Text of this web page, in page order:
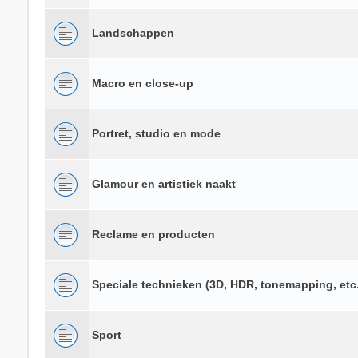
Landschappen
Macro en close-up
Portret, studio en mode
Glamour en artistiek naakt
Reclame en producten
Speciale technieken (3D, HDR, tonemapping,
Sport